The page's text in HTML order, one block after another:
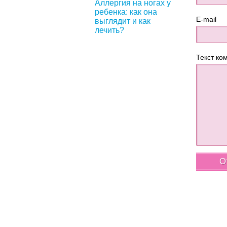
E-mail
Текст
Аллергия на ногах у
ребенка: как она
выглядит и как
лечить?